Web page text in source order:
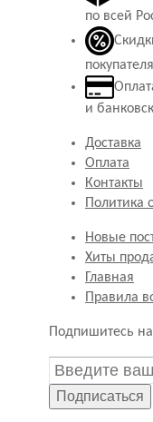
по всей
и
Доставка
Оплата
Контакты
Новые
Хиты
Главная
Правила
Подпишитесь
Подписаться